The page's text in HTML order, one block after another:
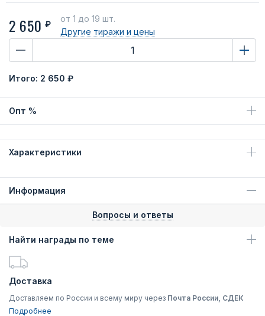
2 650 ₽
от 1 до 19 шт.
Другие тиражи и цены
Итого: 2 650 ₽
Опт %
Характеристики
Информация
Вопросы и ответы
Найти награды по теме
Доставка
Доставляем по России и всему миру через Почта России, СДЕК
Подробнее